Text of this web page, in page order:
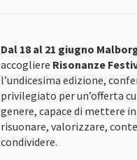
Dal 18 al 21 giugno
accogliere Risonanze
l’undicesima edizione,
privilegiato per un’offerta
genere, capace di mettere
risuonare, valorizzare,
condividere.